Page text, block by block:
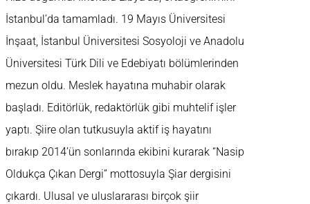
İstanbul’da tamamladı. 19 Mayıs Üniversitesi
İnşaat, İstanbul Üniversitesi Sosyoloji ve Anadolu
Üniversitesi Türk Dili ve Edebiyatı bölümlerinden
mezun oldu. Meslek hayatına muhabir olarak
başladı. Editörlük, redaktörlük gibi muhtelif işler
yaptı. Şiire olan tutkusuyla aktif iş hayatını
bırakıp 2014’ün sonlarında ekibini kurarak “Nasip
Oldukça Çıkan Dergi” mottosuyla Şiar dergisini
çıkardı. Ulusal ve uluslararası birçok şiir